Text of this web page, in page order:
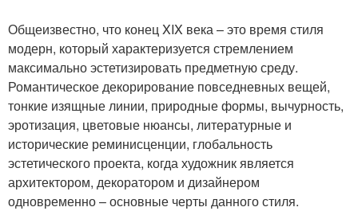
Общеизвестно, что конец XIX века – это время стиля
модерн, который характеризуется стремлением
максимально эстетизировать предметную среду.
Романтическое декорирование повседневных вещей,
тонкие изящные линии, природные формы, вычурность,
эротизация, цветовые нюансы, литературные и
исторические реминисценции, глобальность
эстетического проекта, когда художник является
архитектором, декоратором и дизайнером
одновременно – основные черты данного стиля.